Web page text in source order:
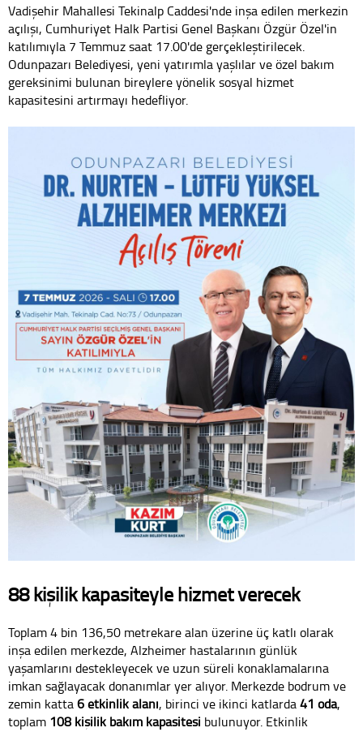
Vadişehir Mahallesi Tekinalp Caddesi'nde inşa edilen merkezin
açılışı, Cumhuriyet Halk Partisi Genel Başkanı Özgür Özel'in
katılımıyla 7 Temmuz saat 17.00'de gerçekleştirilecek.
Odunpazarı Belediyesi, yeni yatırımla yaşlılar ve özel bakım
gereksinimi bulunan bireylere yönelik sosyal hizmet
kapasitesini artırmayı hedefliyor.
88 kişilik kapasiteyle hizmet verecek
Toplam 4 bin 136,50 metrekare alan üzerine üç katlı olarak
inşa edilen merkezde, Alzheimer hastalarının günlük
yaşamlarını destekleyecek ve uzun süreli konaklamalarına
imkan sağlayacak donanımlar yer alıyor. Merkezde bodrum ve
zemin katta6 etkinlik alanı, birinci ve ikinci katlarda41 oda,
toplam 108 kişilik bakım kapasitesi bulunuyor. Etkinlik